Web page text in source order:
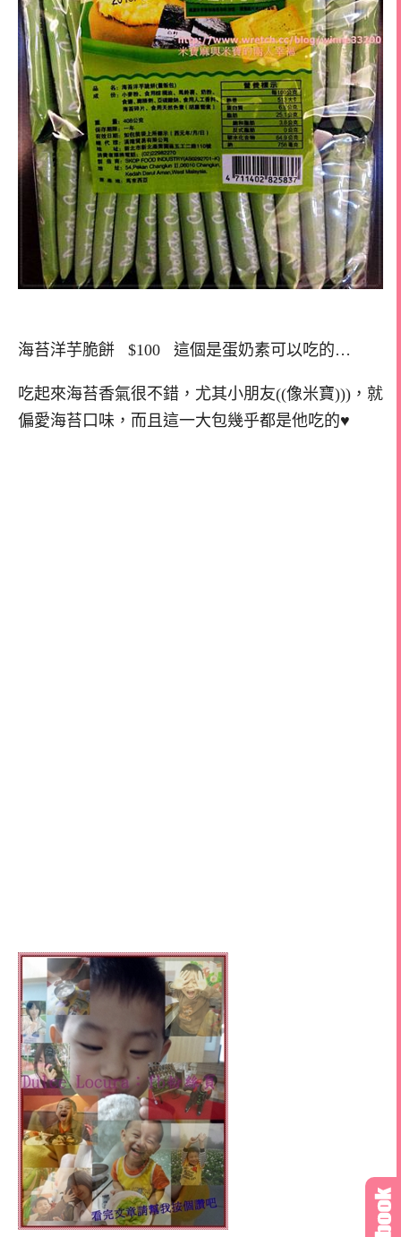
海苔洋芋脆餅 $100 這個是蛋奶素可以吃的…
吃起來海苔香氣很不錯，尤其小朋友((像米寶)))，就
偏愛海苔口味，而且這一大包幾乎都是他吃的♥